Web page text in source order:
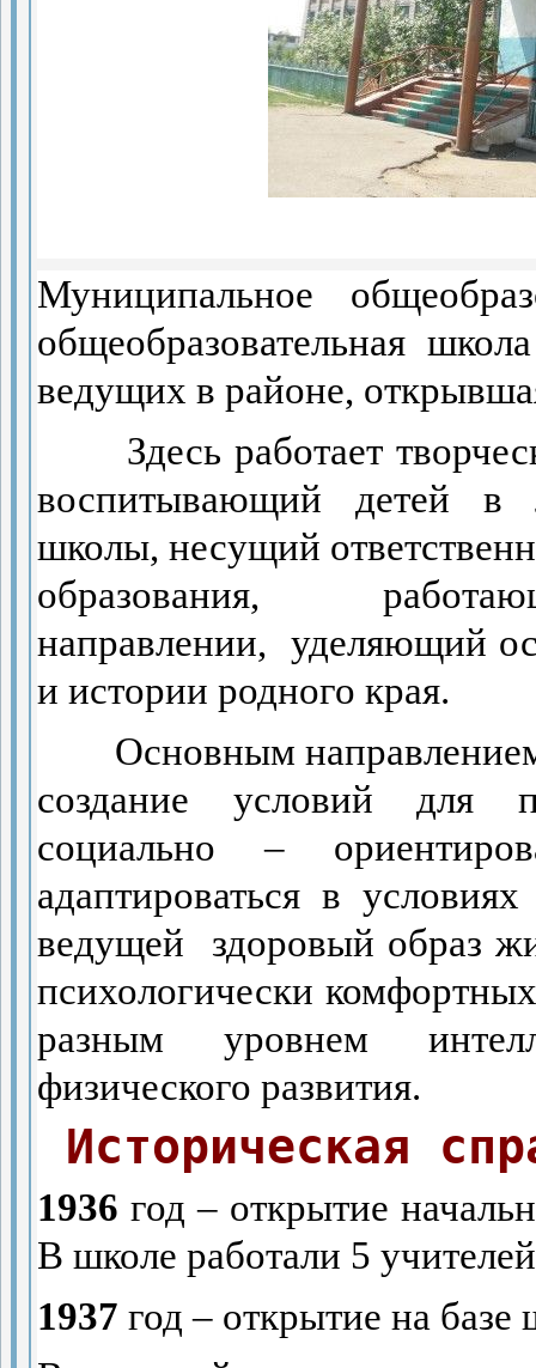
Муниципальное
общеобразовательная
ведущих в районе,
Здесь работает
воспитывающий детей в
школы, несущий
образования,
направлении,
уделяющий
и истории родного края.
Основным направлением
создание условий для
социально –
адаптироваться в
ведущей
здоровый образ
психологически
разным уровнем
физического развития.
Историческая
1936 год – открытие
В школе работали 5
1937 год – открытие на